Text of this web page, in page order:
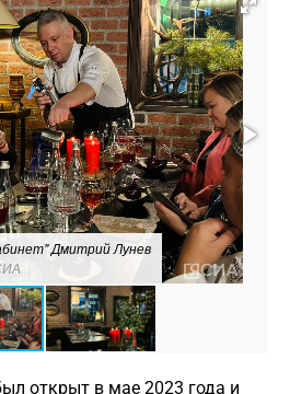
Дмитрий Лунев
открыт в мае 2023 года и